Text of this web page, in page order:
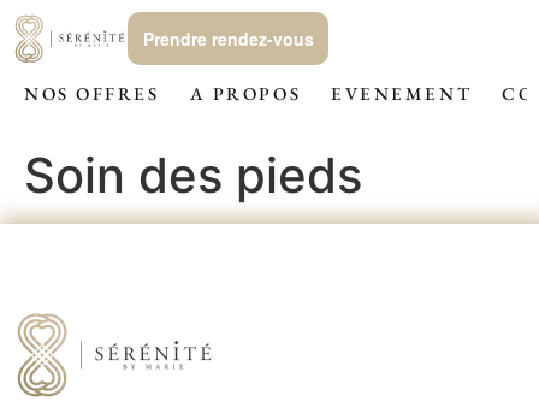
Prendre rendez-vous
NOS OFFRES A PROPOS EVENEMENT
Soin des pieds